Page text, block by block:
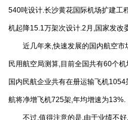
540吨设计.长沙黄花国际机场扩建工
机起降15.1万架次设计.2月,国家发改
近几年来,快速发展的国内航空市
民用航空局测算,目前全国共有60个
国内民航企业共有在册运输飞机
航将净增飞机725架,年均增速为13%.
不过,值得注意的是,由于业绩不好,